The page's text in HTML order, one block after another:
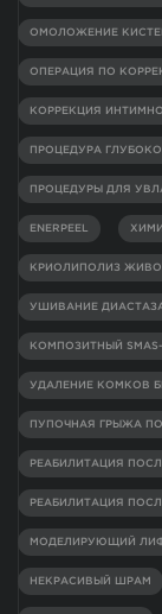
ОМОЛОЖЕНИЕ
ОПЕРАЦИЯ ПО
КОРРЕКЦИЯ
ПРОЦЕДУРА
ПРОЦЕДУРЫ ДЛЯ
ENERPEEL
КРИОЛИПОЛИЗ
УШИВАНИЕ
КОМПОЗИТНЫЙ
УДАЛЕНИЕ КОМКОВ
ПУПОЧНАЯ ГРЫЖА
РЕАБИЛИТАЦИЯ
РЕАБИЛИТАЦИЯ
МОДЕЛИРУЮЩИЙ
НЕКРАСИВЫЙ ШРАМ